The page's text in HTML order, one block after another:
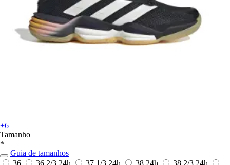
+6
Tamanho
*
Guia de tamanhos